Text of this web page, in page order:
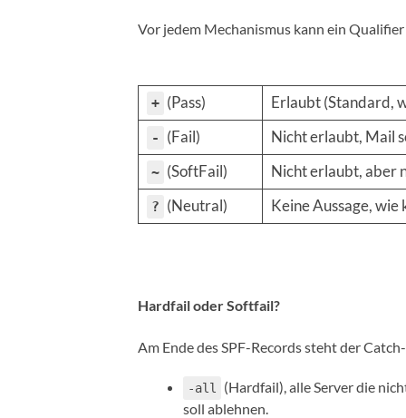
Vor jedem Mechanismus kann ein
+ (Pass) Erlaubt (Standard,
- (Fail) Nicht erlaubt, Mail
~ (SoftFail) Nicht erlaubt, aber
? (Neutral) Keine Aussage, wie
Hardfail oder Softfail?
Am Ende des SPF-Records steht der
-all
(Hardfail), alle Server die
soll ablehnen.